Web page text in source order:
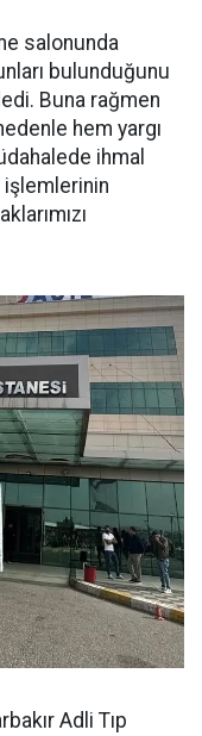
salonunda
bulunduğunu
Buna rağmen
hem yargı
ihmal
Adli Tıp